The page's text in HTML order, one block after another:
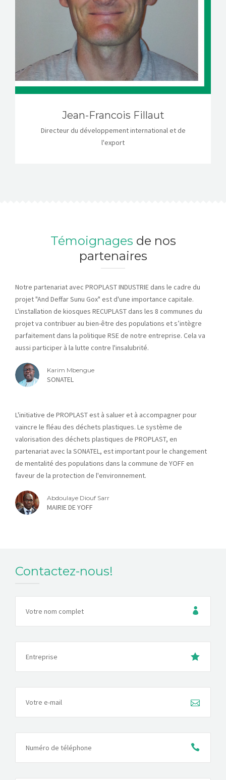
Jean-Francois Fillaut
Directeur du développement international et de
l'export
Contactez-nous!
Témoignages de nos
partenaires
Notre partenariat avec PROPLAST INDUSTRIE dans le cadre du
projet "And Deffar Sunu Gox" est d'une importance capitale.
L'installation de kiosques RECUPLAST dans les 8 communes du
projet va contribuer au bien-être des populations et s’intègre
parfaitement dans la politique RSE de notre entreprise. Cela va
aussi participer à la lutte contre l'insalubrité.
Karim Mbengue
SONATEL
L'initiative de PROPLAST est à saluer et à accompagner pour
vaincre le fléau des déchets plastiques. Le système de
valorisation des déchets plastiques de PROPLAST, en
partenariat avec la SONATEL, est important pour le changement
de mentalité des populations dans la commune de YOFF en
faveur de la protection de l'environnement.
Abdoulaye Diouf Sarr
MAIRIE DE YOFF